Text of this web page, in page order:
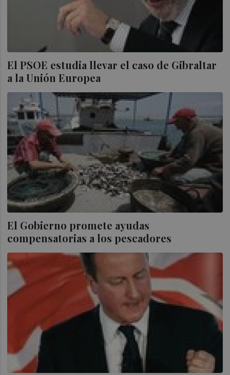
El PSOE estudia llevar el caso de Gibraltar
a la Unión Europea
El Gobierno promete ayudas
compensatorias a los pescadores